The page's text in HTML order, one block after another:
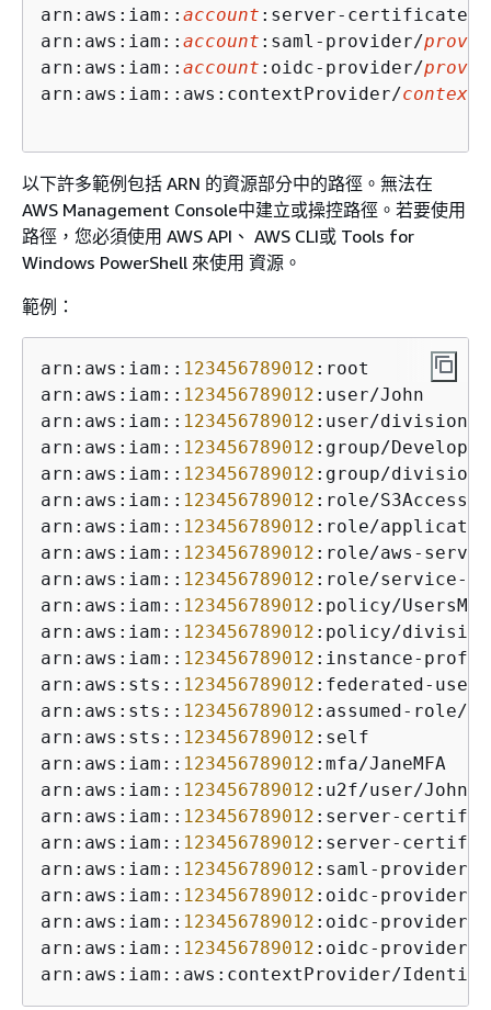
arn:aws:iam:: account :server-certificate/
arn:aws:iam:: account :saml-provider/
arn:aws:iam:: account :oidc-provider/
arn:aws:iam::aws:contextProvider/context-
以下許多範例包括 ARN 的資源部分中的路徑。無法在
AWS Management Console中建立或操控路徑。若要使用
路徑，您必須使用 AWS API、 AWS CLI或 Tools for
Windows PowerShell 來使用 資源。
範例：
arn:aws:iam:: 123456789012 :root
arn:aws:iam:: 123456789012 :user/John
arn:aws:iam:: 123456789012 :user/
arn:aws:iam:: 123456789012 :group/
arn:aws:iam:: 123456789012 :group/
arn:aws:iam:: 123456789012 :role/S3Access
arn:aws:iam:: 123456789012 :role/
arn:aws:iam:: 123456789012 :role/aws-
arn:aws:iam:: 123456789012 :role/service-
arn:aws:iam:: 123456789012 :policy/
arn:aws:iam:: 123456789012 :policy/
arn:aws:iam:: 123456789012 :instance-
arn:aws:sts:: 123456789012 :federated-user/
arn:aws:sts:: 123456789012 :assumed-role/
arn:aws:sts:: 123456789012 :self
arn:aws:iam:: 123456789012 :mfa/JaneMFA
arn:aws:iam:: 123456789012 :u2f/user/John/
arn:aws:iam:: 123456789012 :server-
arn:aws:iam:: 123456789012 :server-
arn:aws:iam:: 123456789012 :saml-provider/
arn:aws:iam:: 123456789012 :oidc-provider/
arn:aws:iam:: 123456789012 :oidc-provider/
arn:aws:iam:: 123456789012 :oidc-provider/
arn:aws:iam::aws:contextProvider/